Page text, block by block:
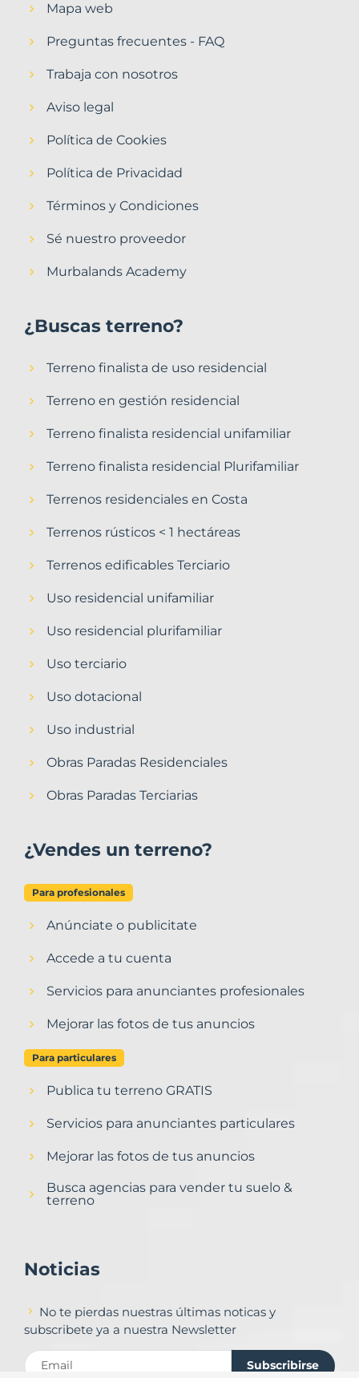
Mapa web
Preguntas frecuentes - FAQ
Trabaja con nosotros
Aviso legal
Política de Cookies
Política de Privacidad
Términos y Condiciones
Sé nuestro proveedor
Murbalands Academy
¿Buscas terreno?
Terreno finalista de uso residencial
Terreno en gestión residencial
Terreno finalista residencial unifamiliar
Terreno finalista residencial Plurifamiliar
Terrenos residenciales en Costa
Terrenos rústicos < 1 hectáreas
Terrenos edificables Terciario
Uso residencial unifamiliar
Uso residencial plurifamiliar
Uso terciario
Uso dotacional
Uso industrial
Obras Paradas Residenciales
Obras Paradas Terciarias
¿Vendes un terreno?
Para profesionales
Anúnciate o publicitate
Accede a tu cuenta
Servicios para anunciantes profesionales
Mejorar las fotos de tus anuncios
Para particulares
Publica tu terreno GRATIS
Servicios para anunciantes particulares
Mejorar las fotos de tus anuncios
Busca agencias para vender tu suelo &
terreno
Noticias
No te pierdas nuestras últimas noticas y
subscribete ya a nuestra Newsletter
Subscribirse